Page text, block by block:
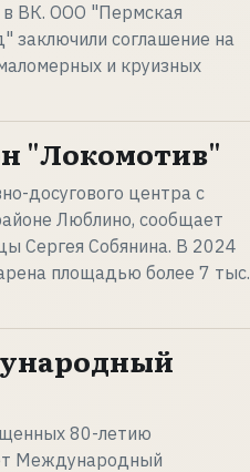
в ВК. ООО "Пермская
соглашение на
и круизных
"Локомотив"
досугового центра с
Люблино, сообщает
Сергея Собянина. В 2024
площадью более 7 тыс.
80-летию
Международный